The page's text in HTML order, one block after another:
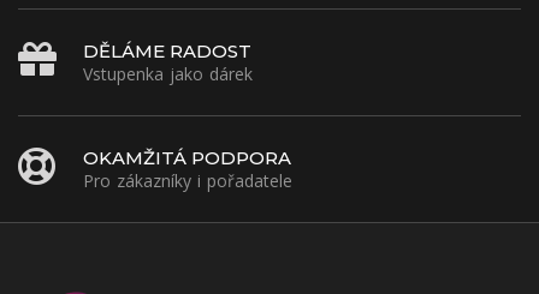
DĚLÁME RADOST
Vstupenka jako dárek
OKAMŽITÁ PODPORA
Pro zákazníky i pořadatele